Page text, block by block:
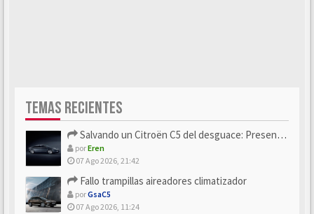
TEMAS RECIENTES
Salvando un Citroën C5 del desguace: Presentación y seguimiento
porEren
07 Ago 2026, 21:42
Fallo trampillas aireadores climatizador
porGsaC5
07 Ago 2026, 11:24